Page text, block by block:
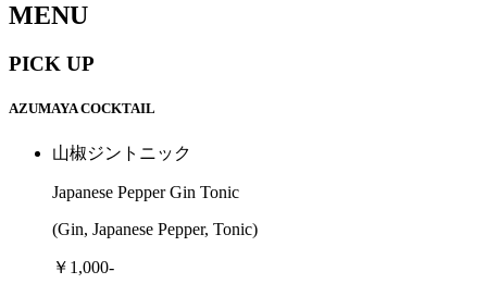
MENU
PICK UP
AZUMAYA COCKTAIL
山椒ジントニック
Japanese Pepper Gin Tonic
(Gin, Japanese Pepper, Tonic)
￥1,000-